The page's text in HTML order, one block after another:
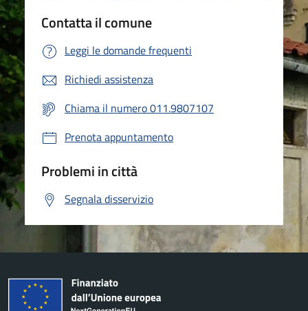
Contatta il comune
Leggi le domande frequenti
Richiedi assistenza
Chiama il numero 011.9807107
Prenota appuntamento
Problemi in città
Segnala disservizio